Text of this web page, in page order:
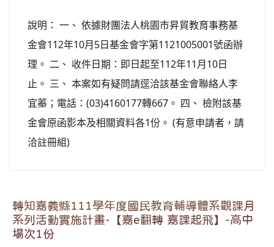
說明： 一、 依據財團法人桃園市昇貿教育事務基
金會112年10月5日基金會字第1121005001號函辦
理。 二、 收件日期：即日起至112年11月10日
止。 三、 本案如有疑問請逕洽該基金會聯絡人李
宜蓁；電話：(03)4160177轉667。 四、 檢附該基
金會原函影本及相關資料各1份。 (有意申請者，請
洽註冊組)
轉知嘉義縣111學年度國民教育輔導體系觀課月
系列活動實施計畫-【嘉e翻轉 嘉課起飛】-高中
場次1份